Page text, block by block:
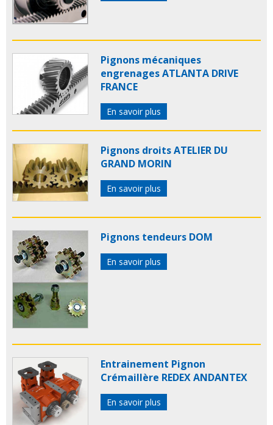
Pignons mécaniques
engrenages ATLANTA DRIVE
FRANCE
En savoir plus
Pignons droits ATELIER DU
GRAND MORIN
En savoir plus
Pignons tendeurs DOM
En savoir plus
Entrainement Pignon
Crémaillère REDEX ANDANTEX
En savoir plus